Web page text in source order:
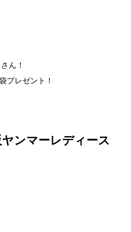
ん！
プレゼント！
ンマーレディース